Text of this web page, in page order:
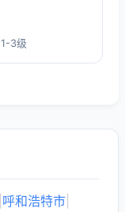
1-3级
呼和浩特市